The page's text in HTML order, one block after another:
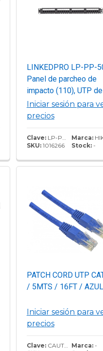
LINKEDPRO LP-PP-
Panel de parcheo de
impacto (110), UTP
puertos Cat5e, 19in
barra para organizar
cable, color negro.
Compatibilidad con
cableado T568A/T568B
Ocupa 1 unidad de
Iniciar sesión para
precios
Clave:LP-PP-507
SKU:1016266
Marca:
Stock:-
PATCH CORD UTP
/ 5MTS / 16FT / AZUL
Iniciar sesión para
precios
Clave:CAUTP65
Marca:-